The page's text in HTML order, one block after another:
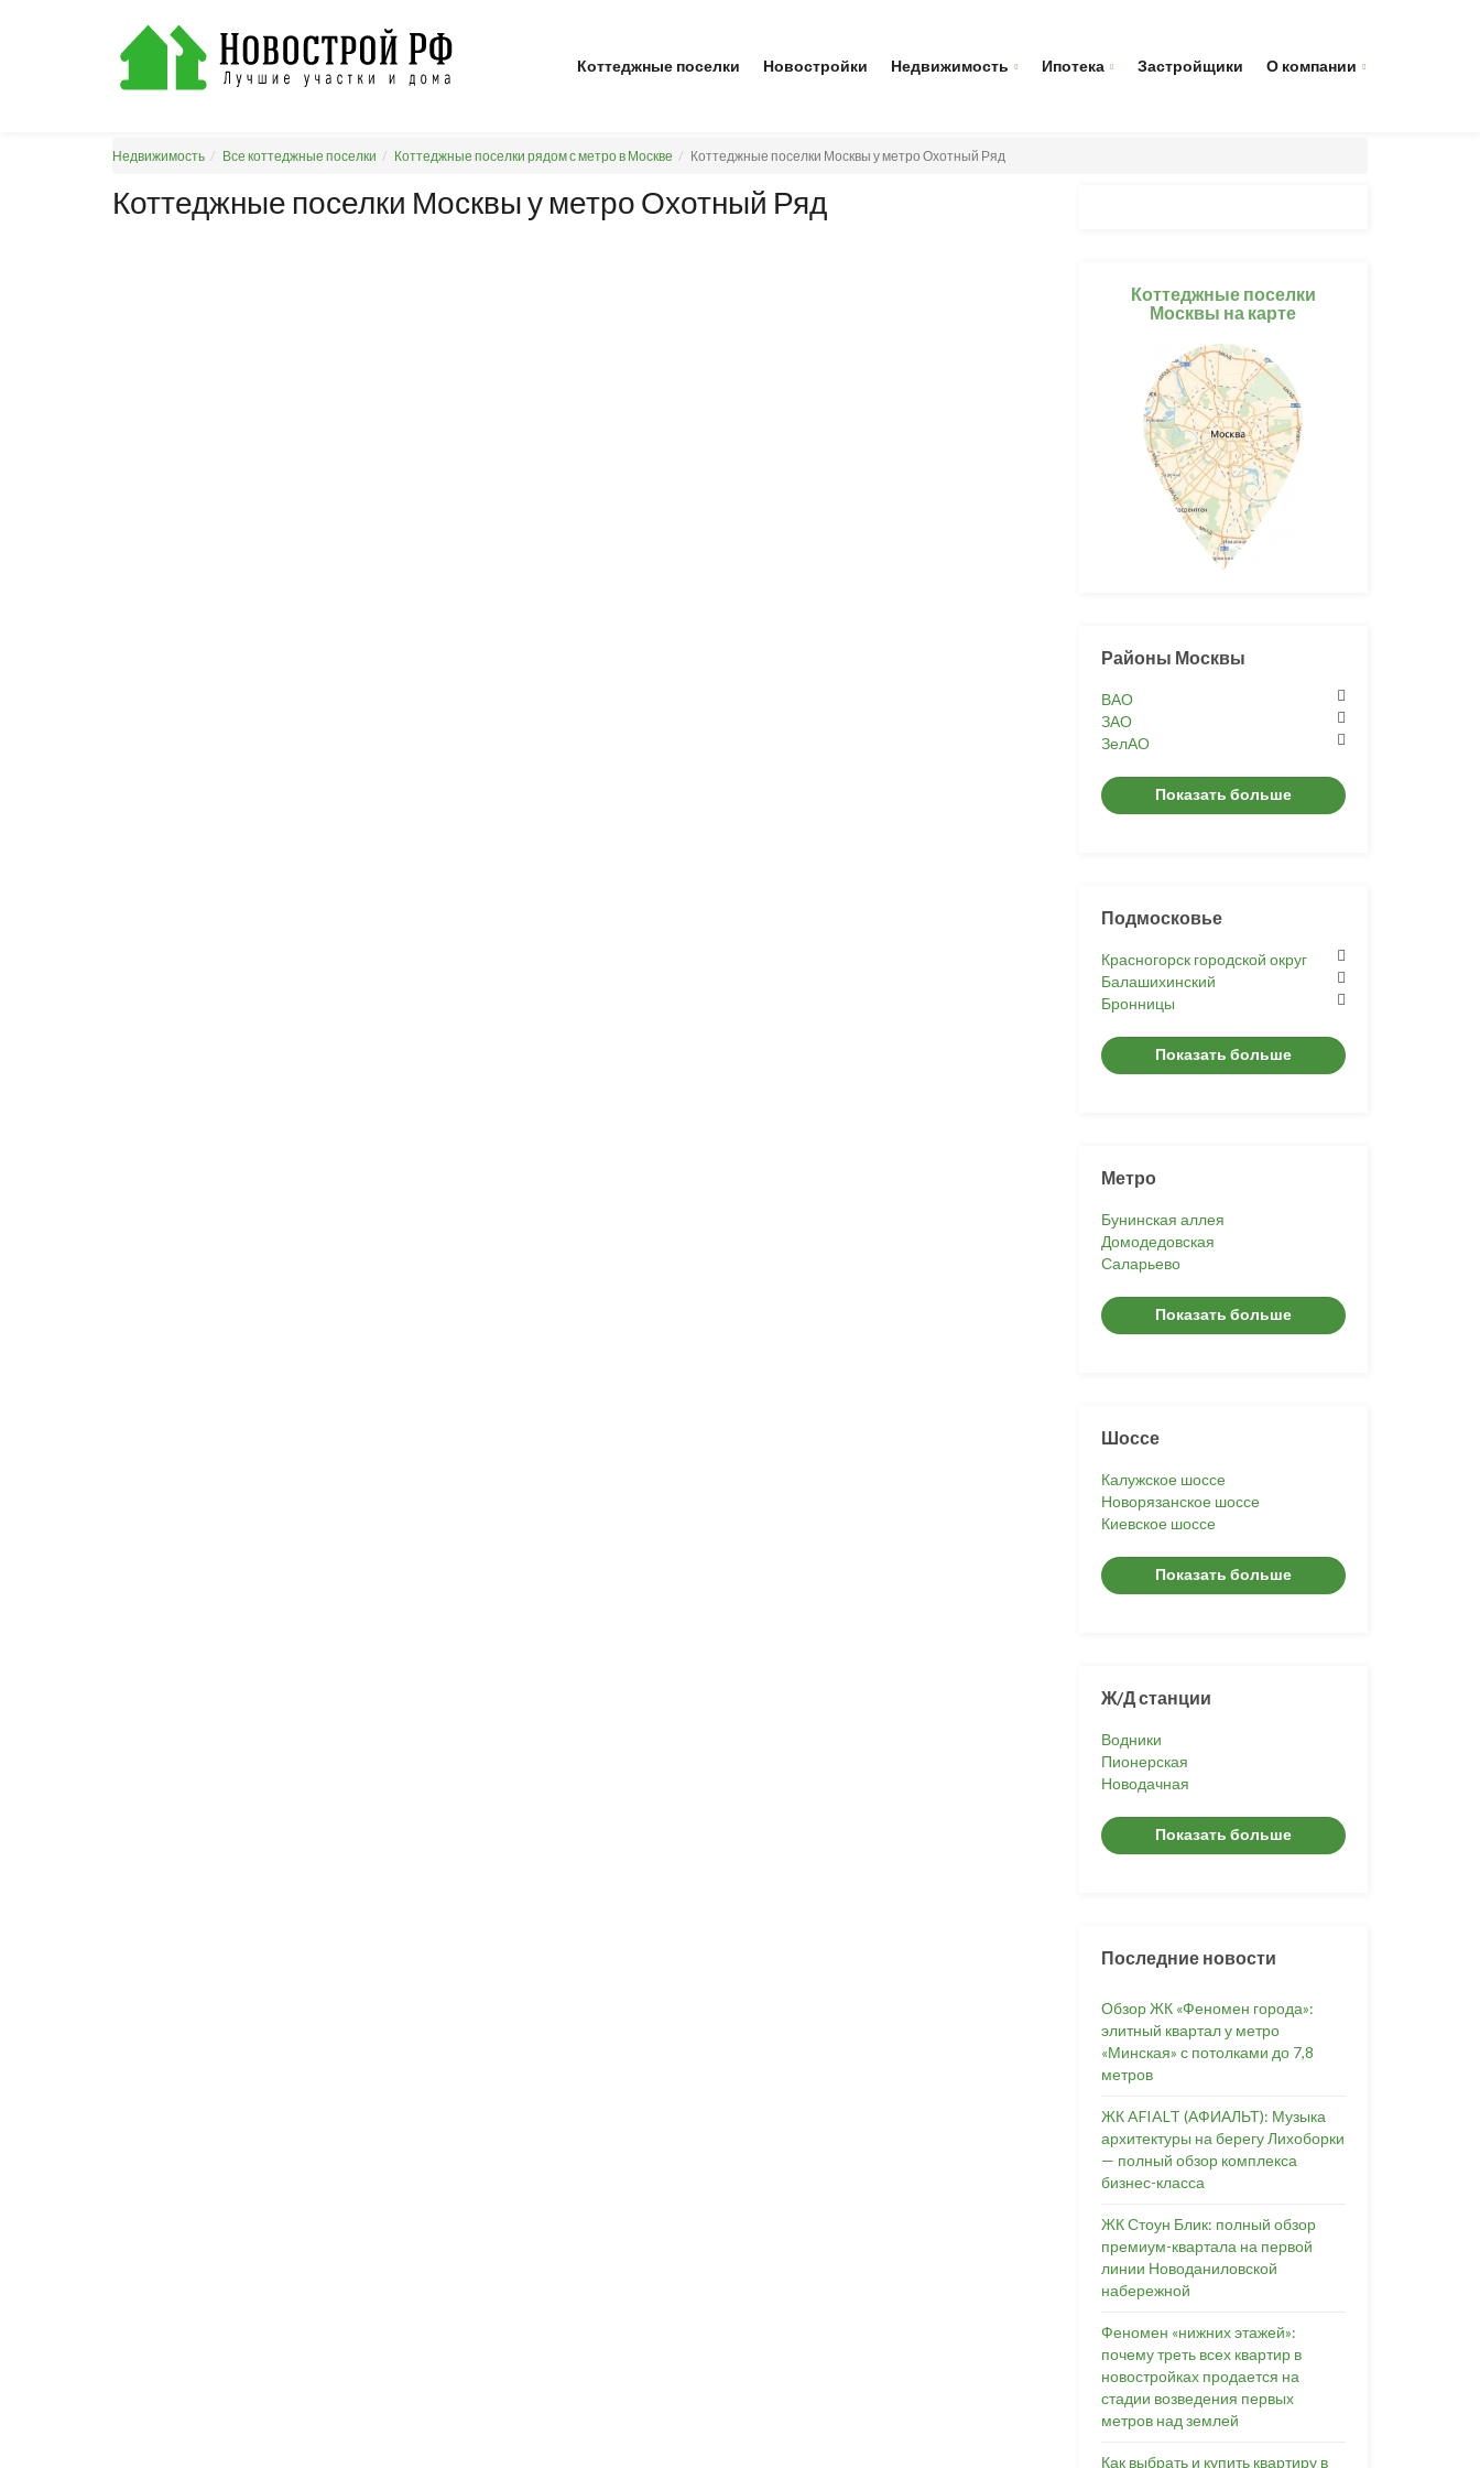
Коттеджные поселки Новостройки Недвижимость Ипотека Застройщики О компании
Недвижимость Все коттеджные поселки Коттеджные поселки рядом с метро в Москве Коттеджные поселки Москвы у метро Охотный Ряд
Коттеджные поселки Москвы у метро Охотный Ряд
Коттеджные поселки
Москвы на карте
Районы Москвы
ВАО
ЗАО
ЗелАО
Показать больше
Подмосковье
Красногорск городской округ
Балашихинский
Бронницы
Показать больше
Метро
Бунинская аллея
Домодедовская
Саларьево
Показать больше
Шоссе
Калужское шоссе
Новорязанское шоссе
Киевское шоссе
Показать больше
Ж/Д станции
Водники
Пионерская
Новодачная
Показать больше
Последние новости
Обзор ЖК «Феномен города»:
элитный квартал у метро
«Минская» с потолками до 7,8
метров
ЖК AFIALT (АФИАЛЬТ): Музыка
архитектуры на берегу Лихоборки
— полный обзор комплекса
бизнес-класса
ЖК Стоун Блик: полный обзор
премиум-квартала на первой
линии Новоданиловской
набережной
Феномен «нижних этажей»:
почему треть всех квартир в
новостройках продается на
стадии возведения первых
метров над землей
Как выбрать и купить квартиру в